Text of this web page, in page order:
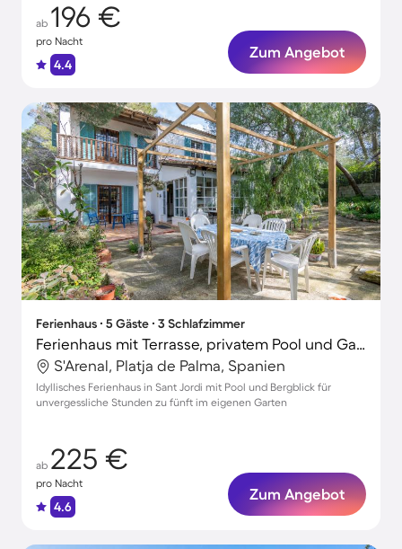
ab 196 €
pro Nacht
4.4
Zum Angebot
Ferienhaus ∙ 5 Gäste ∙ 3 Schlafzimmer
Ferienhaus mit Terrasse, privatem Pool und Garten | Bergblick | Perfekt für die Arbeit von Zuhause
S'Arenal, Platja de Palma, Spanien
Idyllisches Ferienhaus in Sant Jordi mit Pool und Bergblick für
unvergessliche Stunden zu fünft im eigenen Garten
ab 225 €
pro Nacht
4.6
Zum Angebot